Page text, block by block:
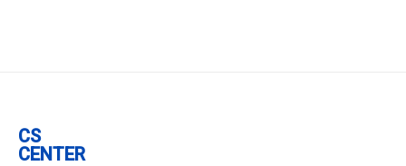
CS
CENTER